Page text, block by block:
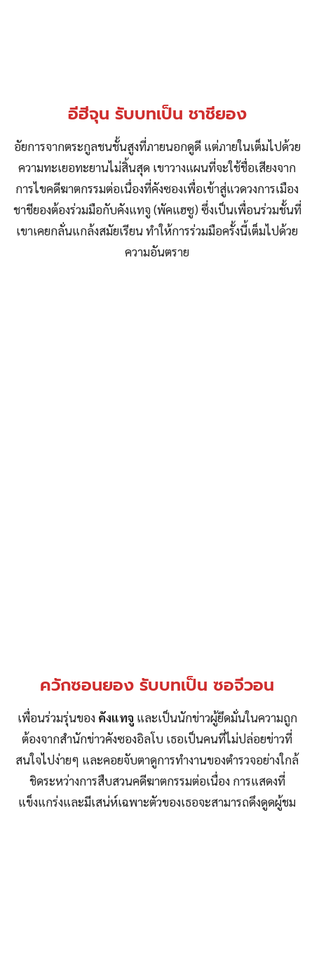
อีฮีจุน รับบทเป็น ชาชียอง
อัยการจากตระกูลชนชั้นสูงที่ภายนอกดูดี แต่ภายในเต็มไปด้วย
ความทะเยอทะยานไม่สิ้นสุด เขาวางแผนที่จะใช้ชื่อเสียงจาก
การไขคดีฆาตกรรมต่อเนื่องที่คังซองเพื่อเข้าสู่แวดวงการเมือง
ชาชียองต้องร่วมมือกับคังแทจู (พัคแฮซู) ซึ่งเป็นเพื่อนร่วมชั้นที่
เขาเคยกลั่นแกล้งสมัยเรียน ทำให้การร่วมมือครั้งนี้เต็มไปด้วย
ความอันตราย
ควักซอนยอง รับบทเป็น ซอจีวอน
เพื่อนร่วมรุ่นของ คังแทจูและเป็นนักข่าวผู้ยึดมั่นในความถูก
ต้องจากสำนักข่าวคังซองอิลโบ เธอเป็นคนที่ไม่ปล่อยข่าวที่
สนใจไปง่ายๆ และคอยจับตาดูการทำงานของตำรวจอย่างใกล้
ชิดระหว่างการสืบสวนคดีฆาตกรรมต่อเนื่อง การแสดงที่
แข็งแกร่งและมีเสน่ห์เฉพาะตัวของเธอจะสามารถดึงดูดผู้ชม